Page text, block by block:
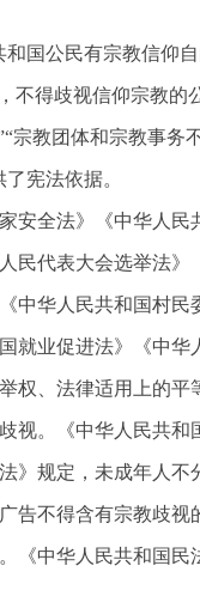
和国公民有宗教信仰
不得歧视信仰宗教的
宗教团体和宗教事务
宪法依据。
全法》《中华人民
民代表大会选举法》
中华人民共和国村民
就业促进法》《中华
权、法律适用上的平
视。《中华人民共和
》规定，未成年人不
告不得含有宗教歧视
《中华人民共和国民